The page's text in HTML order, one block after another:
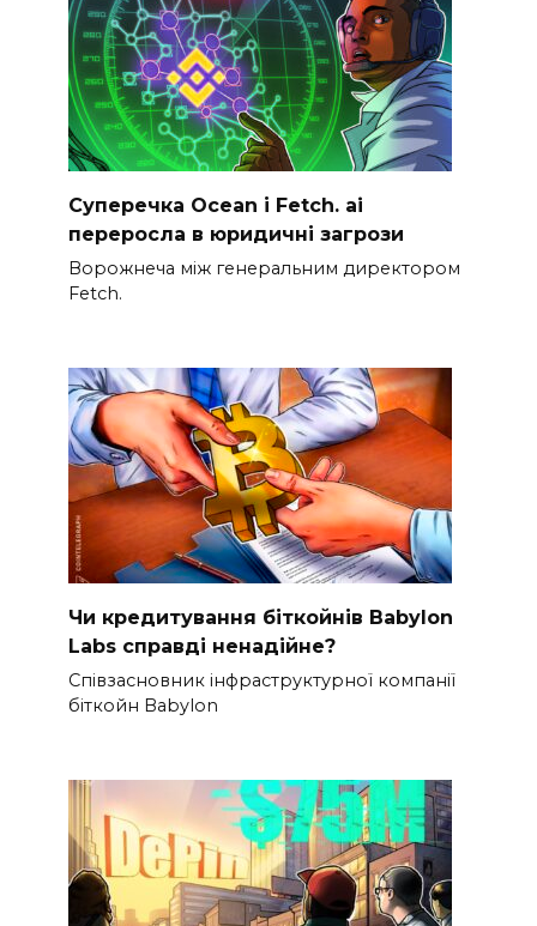
Суперечка Ocean і Fetch. ai
переросла в юридичні загрози
Ворожнеча між генеральним директором
Fetch.
Чи кредитування біткойнів Babylon
Labs справді ненадійне?
Співзасновник інфраструктурної компанії
біткойн Babylon